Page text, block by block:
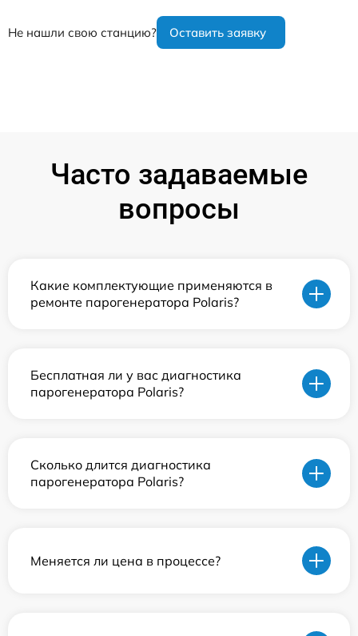
Не нашли свою станцию? Оставить заявку
Часто задаваемые
вопросы
Какие комплектующие применяются в
ремонте парогенератора Polaris?
Бесплатная ли у вас диагностика
парогенератора Polaris?
Сколько длится диагностика
парогенератора Polaris?
Меняется ли цена в процессе?